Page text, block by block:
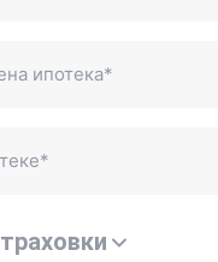
ипотека*
*